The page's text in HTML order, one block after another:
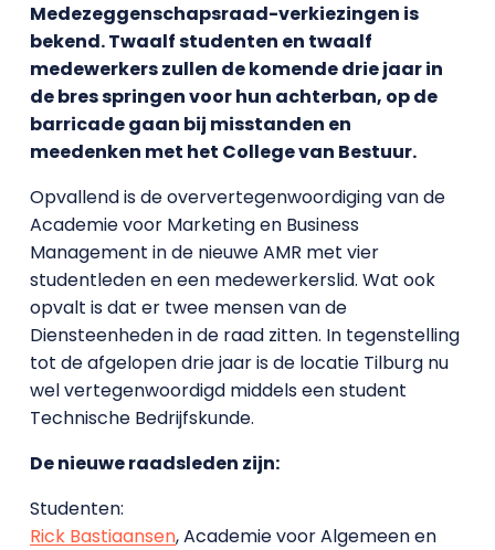
Medezeggenschapsraad-verkiezingen is
bekend. Twaalf studenten en twaalf
medewerkers zullen de komende drie jaar in
de bres springen voor hun achterban, op de
barricade gaan bij misstanden en
meedenken met het College van Bestuur.
Opvallend is de oververtegenwoordiging van de
Academie voor Marketing en Business
Management in de nieuwe AMR met vier
studentleden en een medewerkerslid. Wat ook
opvalt is dat er twee mensen van de
Diensteenheden in de raad zitten. In tegenstelling
tot de afgelopen drie jaar is de locatie Tilburg nu
wel vertegenwoordigd middels een student
Technische Bedrijfskunde.
De nieuwe raadsleden zijn:
Studenten:
Rick Bastiaansen, Academie voor Algemeen en